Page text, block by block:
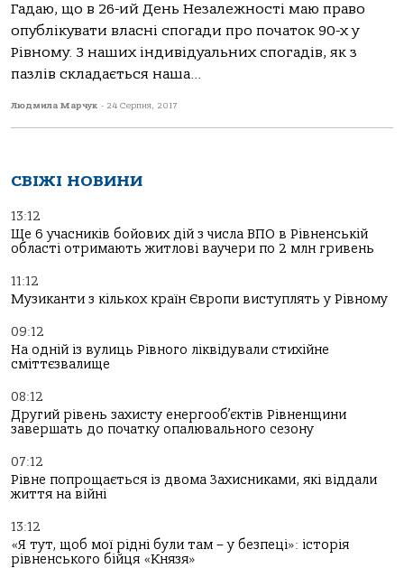
Гадаю, що в 26-ий День Незалежності маю право
опублікувати власні спогади про початок 90-х у
Рівному. З наших індивідуальних спогадів, як з
пазлів складається наша...
Людмила Марчук - 24 Серпня, 2017
СВІЖІ НОВИНИ
13:12
Ще 6 учасників бойових дій з числа ВПО в Рівненській
області отримають житлові ваучери по 2 млн гривень
11:12
Музиканти з кількох країн Європи виступлять у Рівному
09:12
На одній із вулиць Рівного ліквідували стихійне
сміттєзвалище
08:12
Другий рівень захисту енергооб’єктів Рівненщини
завершать до початку опалювального сезону
07:12
Рівне попрощається із двома Захисниками, які віддали
життя на війні
13:12
«Я тут, щоб мої рідні були там – у безпеці»: історія
рівненського бійця «Князя»